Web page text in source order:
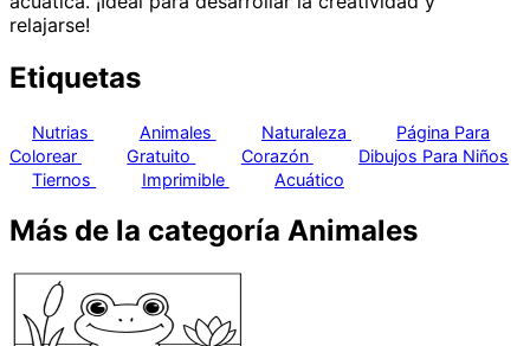
relajarse!
Etiquetas
Nutrias Animales Naturaleza
Página Para
Colorear
Gratuito Corazón
Dibujos Para Niños
Tiernos
Imprimible Acuático
Más de la categoría Animales